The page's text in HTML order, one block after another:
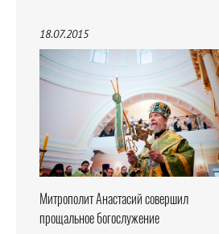
18.07.2015
Митрополит Анастасий совершил
прощальное богослужение